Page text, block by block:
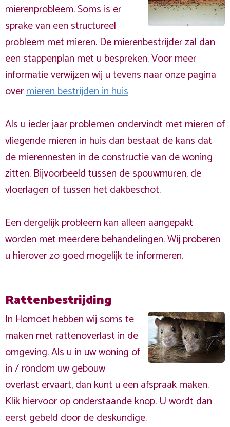
mierenprobleem. Soms is er
sprake van een structureel
probleem met mieren. De mierenbestrijder zal dan
een stappenplan met u bespreken. Voor meer
informatie verwijzen wij u tevens naar onze pagina
overmieren bestrijden in huis
Als u ieder jaar problemen ondervindt met mieren of
vliegende mieren in huis dan bestaat de kans dat
de mierennesten in de constructie van de woning
zitten. Bijvoorbeeld tussen de spouwmuren, de
vloerlagen of tussen het dakbeschot.
Een dergelijk probleem kan alleen aangepakt
worden met meerdere behandelingen. Wij proberen
u hierover zo goed mogelijk te informeren.
Rattenbestrijding
In Homoet hebben wij soms te
maken met rattenoverlast in de
omgeving. Als u in uw woning of
in / rondom uw gebouw
overlast ervaart, dan kunt u een afspraak maken.
Klik hiervoor op onderstaande knop. U wordt dan
eerst gebeld door de deskundige.